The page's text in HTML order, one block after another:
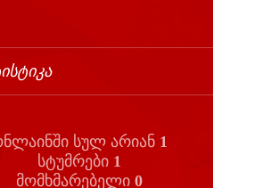
სულ არიან 1
სტუმრები 1
მომხმარებელი 0